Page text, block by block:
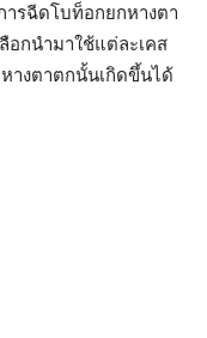
ารฉีดโบท็อกยกหางตา
อกนำมาใช้แต่ละเคส
างตาตกนั้นเกิดขึ้นได้